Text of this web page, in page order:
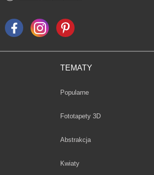
TEMATY
Fototapety
Popularne
Fototapety 3D
Fototapety
Abstrakcja
Fototapety
Kwiaty